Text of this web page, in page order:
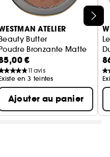
et résistant. Les
sur des animaux)
une densité, une
Clean at Sephora,
ATELIER
Butter
Bronzante Matte
€
11 avis
en 3 teintes
Ajouter au panier